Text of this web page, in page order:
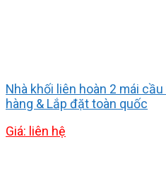
Nhà khối liên hoàn 2 mái
hàng & Lắp đặt toàn quốc
Giá: liên hệ